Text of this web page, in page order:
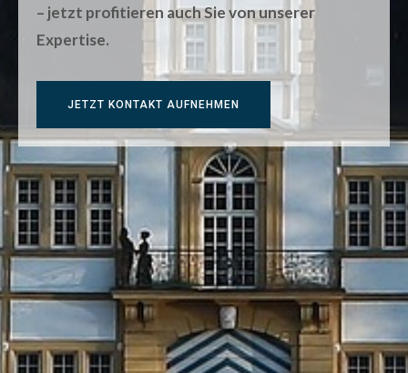
– jetzt profitieren auch Sie von unserer
Expertise.
JETZT KONTAKT AUFNEHMEN